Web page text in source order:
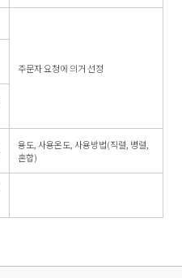
주문자 요청에 의거 선정
용도, 사용온도, 사용방법(직렬, 병렬,
혼합)